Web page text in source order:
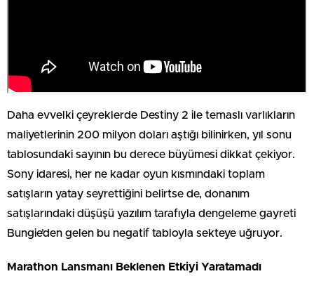
Daha evvelki çeyreklerde Destiny 2 ile temaslı varlıkların
maliyetlerinin 200 milyon doları aştığı bilinirken, yıl sonu
tablosundaki sayının bu derece büyümesi dikkat çekiyor.
Sony idaresi, her ne kadar oyun kısmındaki toplam
satışların yatay seyrettiğini belirtse de, donanım
satışlarındaki düşüşü yazılım tarafıyla dengeleme gayreti
Bungie’den gelen bu negatif tabloyla sekteye uğruyor.
Marathon Lansmanı Beklenen Etkiyi Yaratamadı